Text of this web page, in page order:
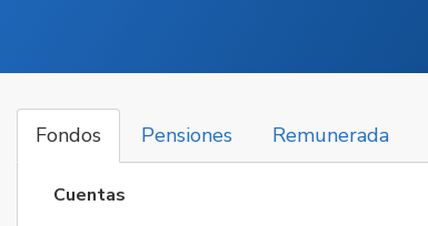
Fondos Pensiones Remunerada
Cuentas